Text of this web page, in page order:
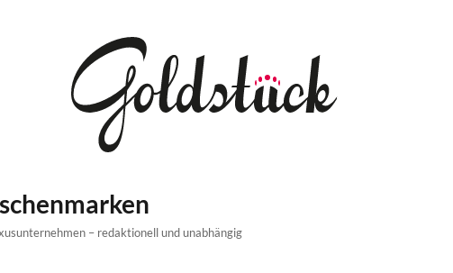
– redaktionell und unabhängig